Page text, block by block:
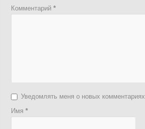
Комментарий*
Уведомлять меня о новых комментариях
Имя*